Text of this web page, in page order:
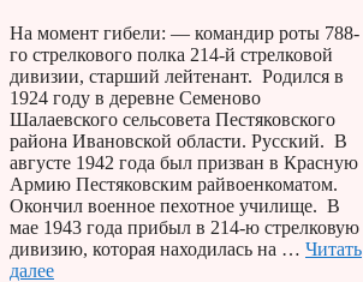
На момент гибели: — командир роты 788-
го стрелкового полка 214-й стрелковой
дивизии, старший лейтенант. Родился в
1924 году в деревне Семеново
Шалаевского сельсовета Пестяковского
района Ивановской области. Русский. В
августе 1942 года был призван в Красную
Армию Пестяковским райвоенкоматом.
Окончил военное пехотное училище. В
мае 1943 года прибыл в 214-ю стрелковую
дивизию, которая находилась на … Читать
далее